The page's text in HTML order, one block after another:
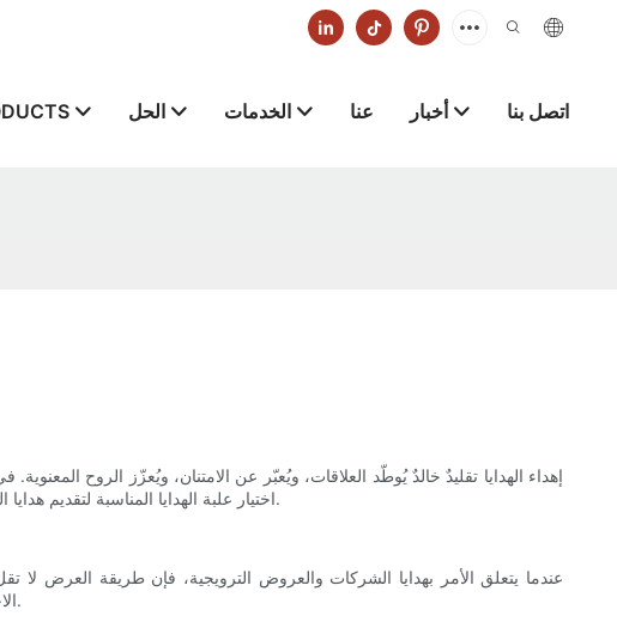
الحل الخدمات عنا أخبار اتصل بنا
إهداء الهدايا تقليدٌ خالدٌ يُوطّد العلاقات، ويُعبّر عن الامتنان، ويُعزّز الروح
اختيار علبة الهدايا المناسبة لتقديم هدايا الشركات والمواد الترويجية أمرًا بالغ الأهمية لترك انطباعٍ دائمٍ لدى العملاء والشركاء والموظفين. وهنا يأتي دور مُورّد علب الهدايا عالي الجودة.
عندما يتعلق الأمر بهدايا الشركات والعروض الترويجية، فإن طريقة العرض لا
الاحترافية والرقي على صورة علامتك التجارية. بالشراكة مع مورد علب هدايا موثوق، تضمن تغليف هدايا شركتك بأناقة وعناية فائقة بالتفاصيل.